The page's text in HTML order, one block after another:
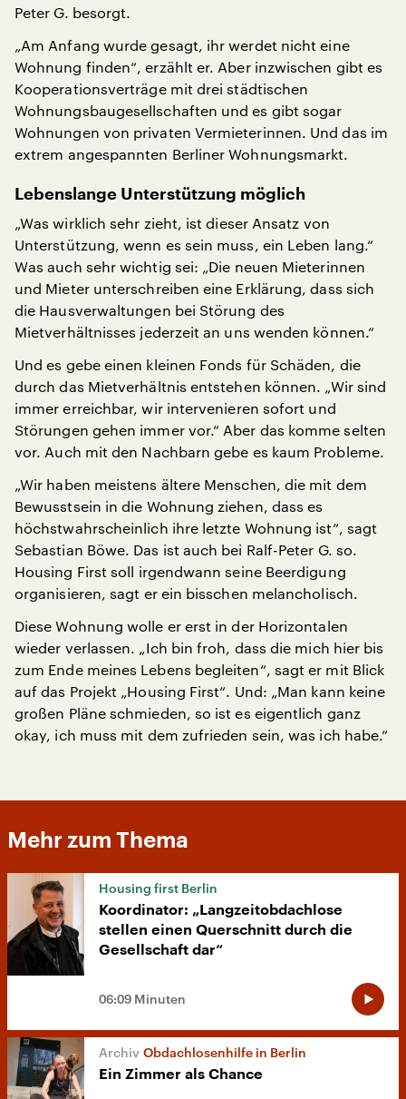
Peter G. besorgt.
„Am Anfang wurde gesagt, ihr werdet nicht eine
Wohnung finden“, erzählt er. Aber inzwischen gibt es
Kooperationsverträge mit drei städtischen
Wohnungsbaugesellschaften und es gibt sogar
Wohnungen von privaten Vermieterinnen. Und das im
extrem angespannten Berliner Wohnungsmarkt.
Lebenslange Unterstützung möglich
„Was wirklich sehr zieht, ist dieser Ansatz von
Unterstützung, wenn es sein muss, ein Leben lang.“
Was auch sehr wichtig sei: „Die neuen Mieterinnen
und Mieter unterschreiben eine Erklärung, dass sich
die Hausverwaltungen bei Störung des
Mietverhältnisses jederzeit an uns wenden können.“
Und es gebe einen kleinen Fonds für Schäden, die
durch das Mietverhältnis entstehen können. „Wir sind
immer erreichbar, wir intervenieren sofort und
Störungen gehen immer vor.“ Aber das komme selten
vor. Auch mit den Nachbarn gebe es kaum Probleme.
„Wir haben meistens ältere Menschen, die mit dem
Bewusstsein in die Wohnung ziehen, dass es
höchstwahrscheinlich ihre letzte Wohnung ist“, sagt
Sebastian Böwe. Das ist auch bei Ralf-Peter G. so.
Housing First soll irgendwann seine Beerdigung
organisieren, sagt er ein bisschen melancholisch.
Diese Wohnung wolle er erst in der Horizontalen
wieder verlassen. „Ich bin froh, dass die mich hier bis
zum Ende meines Lebens begleiten“, sagt er mit Blick
auf das Projekt „Housing First“. Und: „Man kann keine
großen Pläne schmieden, so ist es eigentlich ganz
okay, ich muss mit dem zufrieden sein, was ich habe.“
Mehr zum Thema
Housing first Berlin
Koordinator: „Langzeitobdachlose
stellen einen Querschnitt durch die
Gesellschaft dar“
06:09 Minuten
Obdachlosenhilfe in Berlin
Ein Zimmer als Chance